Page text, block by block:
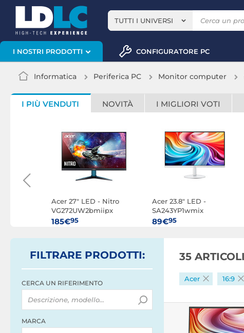
TUTTI I UNIVERSI
I NOSTRI PRODOTTI CONFIGURATORE PC
Informatica Periferica PC Monitor computer
I PIÙ VENDUTI NOVITÀ I MIGLIORI VOTI
Acer 27" LED - Nitro
VG272UW2bmiipx
185€95
Acer 23.8" LED -
SA243YP1wmix
89€95
FILTRARE PRODOTTI:
CERCA UN RIFERIMENTO
MARCA
35
Acer 16:9